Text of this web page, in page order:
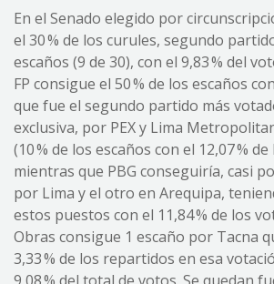
En el Senado elegido por
el 30 % de los curules, segundo
escaños (9 de 30), con el 9,83 % del
FP consigue el 50 % de los escaños
que fue el segundo partido más
exclusiva, por PEX y Lima
(10 % de los escaños con el 12,07 %
mientras que PBG conseguiría, casi
por Lima y el otro en Arequipa,
estos puestos con el 11,84 % de los
Obras consigue 1 escaño por Tacna
3,33 % de los repartidos en esa